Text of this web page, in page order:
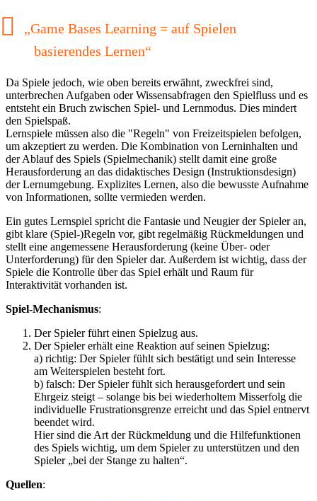
„Game Bases Learning = auf Spielen
basierendes Lernen“
Da Spiele jedoch, wie oben bereits erwähnt, zweckfrei sind,
unterbrechen Aufgaben oder Wissensabfragen den Spielfluss und es
entsteht ein Bruch zwischen Spiel- und Lernmodus. Dies mindert
den Spielspaß.
Lernspiele müssen also die "Regeln" von Freizeitspielen befolgen,
um akzeptiert zu werden. Die Kombination von Lerninhalten und
der Ablauf des Spiels (Spielmechanik) stellt damit eine große
Herausforderung an das didaktisches Design (Instruktionsdesign)
der Lernumgebung. Explizites Lernen, also die bewusste Aufnahme
von Informationen, sollte vermieden werden.
Ein gutes Lernspiel spricht die Fantasie und Neugier der Spieler an,
gibt klare (Spiel-)Regeln vor, gibt regelmäßig Rückmeldungen und
stellt eine angemessene Herausforderung (keine Über- oder
Unterforderung) für den Spieler dar. Außerdem ist wichtig, dass der
Spiele die Kontrolle über das Spiel erhält und Raum für
Interaktivität vorhanden ist.
Spiel-Mechanismus:
Der Spieler führt einen Spielzug aus.
Der Spieler erhält eine Reaktion auf seinen Spielzug:
a) richtig: Der Spieler fühlt sich bestätigt und sein Interesse
am Weiterspielen besteht fort.
b) falsch: Der Spieler fühlt sich herausgefordert und sein
Ehrgeiz steigt – solange bis bei wiederholtem Misserfolg die
individuelle Frustrationsgrenze erreicht und das Spiel entnervt
beendet wird.
Hier sind die Art der Rückmeldung und die Hilfefunktionen
des Spiels wichtig, um dem Spieler zu unterstützen und den
Spieler „bei der Stange zu halten“.
Quellen: